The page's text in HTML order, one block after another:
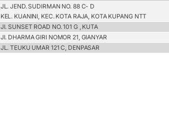
JL. JEND. SUDIRMAN NO. 88 C- D
KEL. KUANINI, KEC. KOTA RAJA, KOTA KUPANG NTT
Jl. SUNSET ROAD NO. 101 G , KUTA
Jl. DHARMA GIRI NOMOR 21, GIANYAR
JL. TEUKU UMAR 121 C, DENPASAR